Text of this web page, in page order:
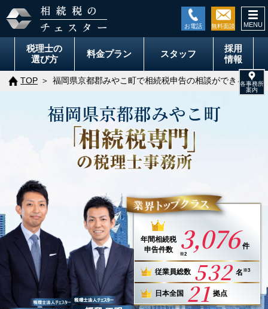
税理士の
選び方
料金プラン スタッフ
採用
情報
TOP 福岡県京都郡みやこ町で相続税申告の相談ができる税理
福岡県京都郡みやこ町
年間相続税
申告件数
3,076 件
※2
従業員総数 532 名 ※3
日本全国 21 拠点